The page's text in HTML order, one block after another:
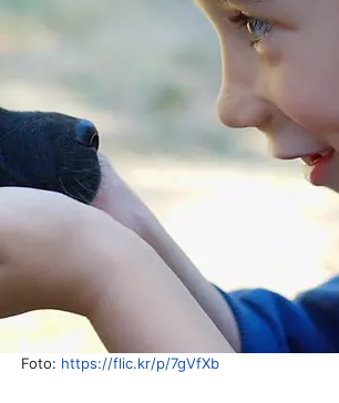
Foto: https://flic.kr/p/7gVfXb